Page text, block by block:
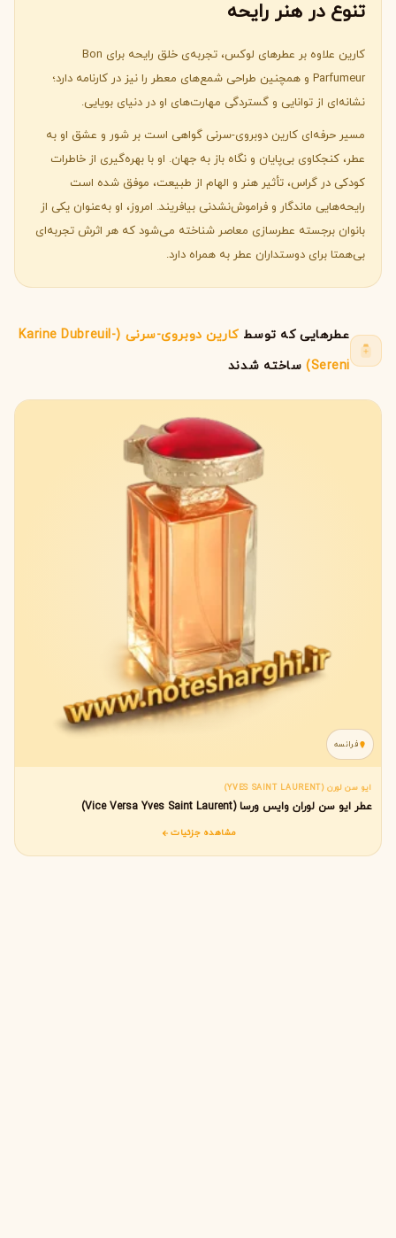
تنوع در هنر رایحه
کارین علاوه بر عطرهای لوکس، تجربه‌ی خلق رایحه برای Bon
Parfumeur و همچنین طراحی شمع‌های معطر را نیز در کارنامه دارد؛
نشانه‌ای از توانایی و گستردگی مهارت‌های او در دنیای بویایی.
مسیر حرفه‌ای کارین دوبروی-سرنی گواهی است بر شور و عشق او به
عطر، کنجکاوی بی‌پایان و نگاه باز به جهان. او با بهره‌گیری از خاطرات
کودکی در گراس، تأثیر هنر و الهام از طبیعت، موفق شده است
رایحه‌هایی ماندگار و فراموش‌نشدنی بیافریند. امروز، او به‌عنوان یکی از
بانوان برجسته عطرسازی معاصر شناخته می‌شود که هر اثرش تجربه‌ای
بی‌همتا برای دوستداران عطر به همراه دارد.
عطرهایی که توسط
کارین دوبروی-سرنی (Karine Dubreuil-
Sereni) ساخته شدند
فرانسه
ایو سن لورن (YVES SAINT LAURENT)
عطر ایو سن لوران وایس ورسا (Vice Versa Yves Saint Laurent)
مشاهده جزئیات